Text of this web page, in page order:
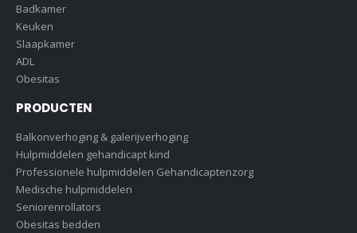
Badkamer
Keuken
Slaapkamer
ADL
Obesitas
PRODUCTEN
Balkonverhoging & galerijverhoging
Hulpmiddelen gehandicapt kind
Professionele hulpmiddelen Gehandicaptenzorg
Medische hulpmiddelen
Seniorenrollators
Obesitas bedden